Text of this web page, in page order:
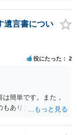
るのか等について
あります）。
遺言書につい
役にたった 2
簡単です。また，
もあります。